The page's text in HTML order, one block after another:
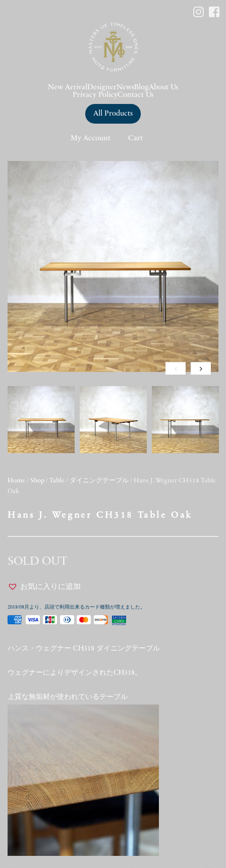
New Arrival DesignerNews BlogAbout Us
Privacy PolicyContact Us
All Products
My Account Cart
Home / Shop / Table / ダイニングテーブル / Hans J. Wegner CH318 Table
Oak
Hans J. Wegner CH318 Table Oak
SOLD OUT
お気に入りに追加
2018/08月より、店頭で利用出来るカード種類が増えました。
ハンス・ウェグナー CH318 ダイニングテーブル
ウェグナーによりデザインされたCH318。
上質な無垢材が使われているテーブル